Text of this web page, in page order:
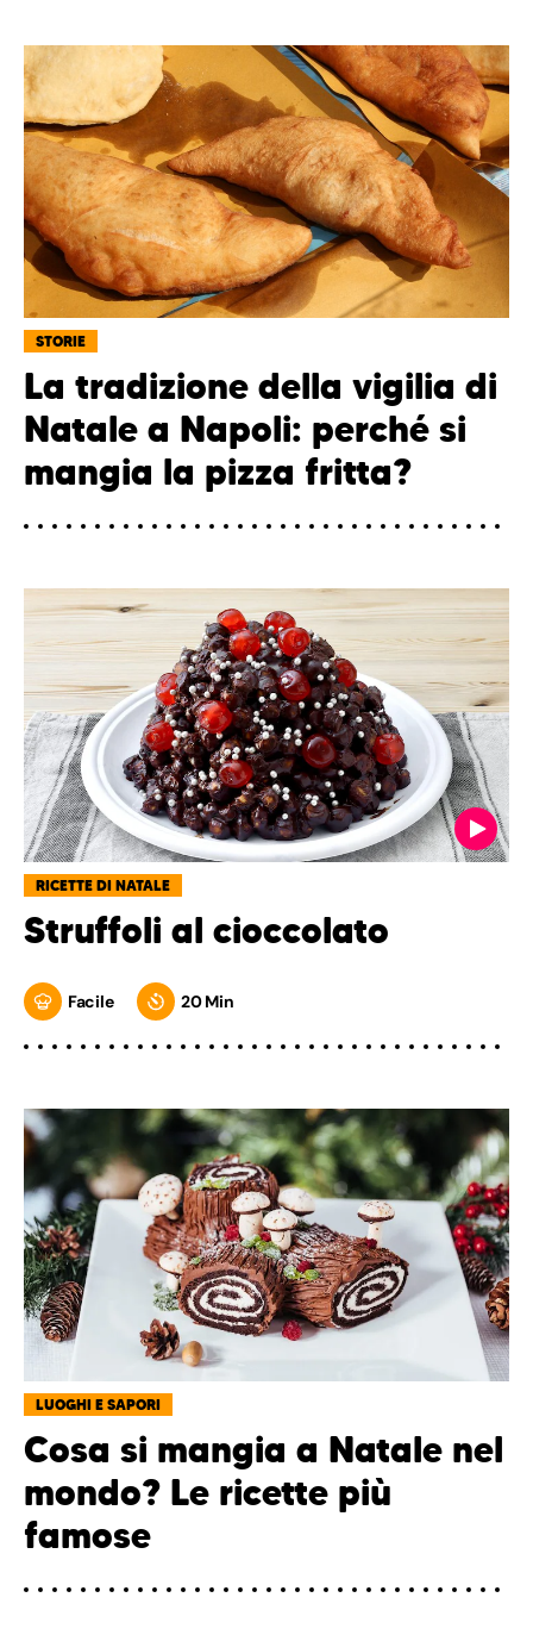
STORIE
La tradizione della vigilia di
Natale a Napoli: perché si
mangia la pizza fritta?
RICETTE DI NATALE
Struffoli al cioccolato
Facile 20 Min
LUOGHI E SAPORI
Cosa si mangia a Natale nel
mondo? Le ricette più
famose